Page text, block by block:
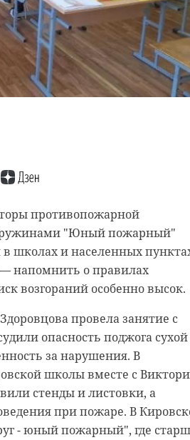
противопожарной
"Юный пожарный"
школах и населенных
напомнить о правилах
возгораний особенно высок.
провела занятие с
опасность поджога сухой
за нарушения. В
школы вместе с
стенды и листовки, а
при пожаре. В
- юный пожарный", где
области (Гатчина)
фильма "Моя победа.
при участии
тыл" и администрации
членам общественных
Гатчинского округа —
В своих рассказах они
В создании картины
записью интервью,
них — руководитель